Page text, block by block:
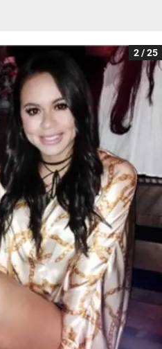
2 / 25